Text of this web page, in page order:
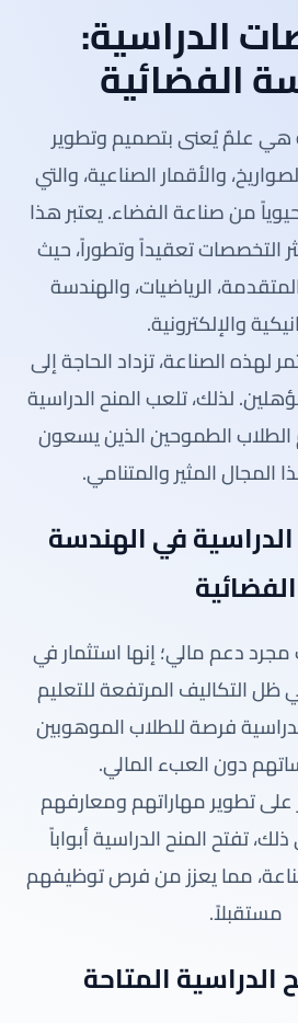
الدراسية:
الفضائية
هي علمٌ يُعنى بتصميم وتطوير
والأقمار الصناعية، والتي
من صناعة الفضاء. يعتبر هذا
التخصصات تعقيداً وتطوراً، حيث
الرياضيات، والهندسة
والإلكترونية.
لهذه الصناعة، تزداد الحاجة إلى
لذلك، تلعب المنح الدراسية
الطموحين الذين يسعون
المجال المثير والمتنامي.
في الهندسة
الفضائية
مجرد دعم مالي؛ إنها استثمار في
التكاليف المرتفعة للتعليم
فرصة للطلاب الموهوبين
دون العبء المالي.
على تطوير مهاراتهم ومعارفهم
تفتح المنح الدراسية أبواباً
مما يعزز من فرص توظيفهم
مستقبلاً.
الدراسية المتاحة